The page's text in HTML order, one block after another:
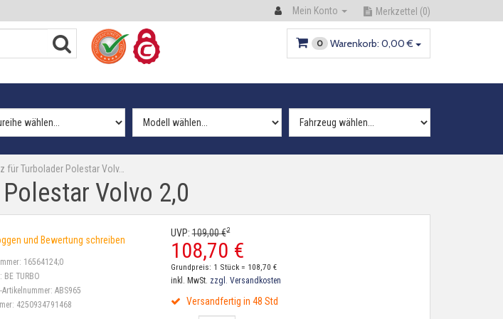
Mein Konto Merkzettel (0)
0 Warenkorb: 0,00 €
für Turbolader Polestar Volv…
Volvo 2,0
und Bewertung schreiben
16564124;0
BE TURBO
Artikelnummer:ABS965
4250934791468
UVP:109,00€2
108,70 €
Grundpreis: 1 Stück = 108,70 €
inkl. MwSt. zzgl. Versandkosten
Versandfertig in 48 Std